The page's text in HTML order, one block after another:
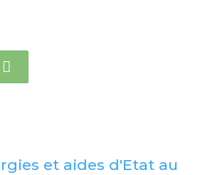
et aides d'Etat au